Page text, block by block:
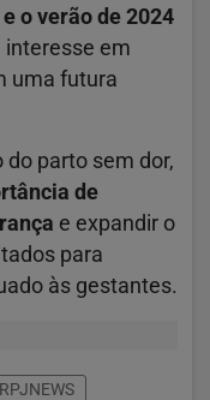
o verão de 2024
em
uma futura
parto sem dor,
de
e expandir o
para
às gestantes.
RPJNEWS